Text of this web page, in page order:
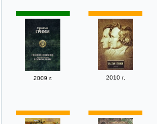
2009 г. 2010 г.